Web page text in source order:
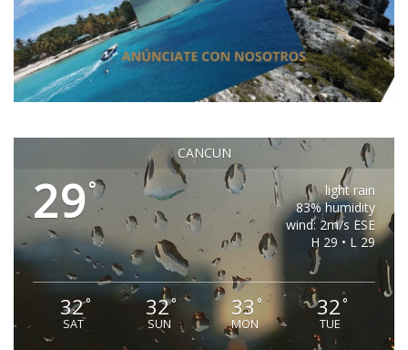
CANCUN
29°
light rain
83% humidity
wind: 2m/s ESE
H 29 • L 29
32°
SAT
32°
SUN
33 °
MON
32°
TUE